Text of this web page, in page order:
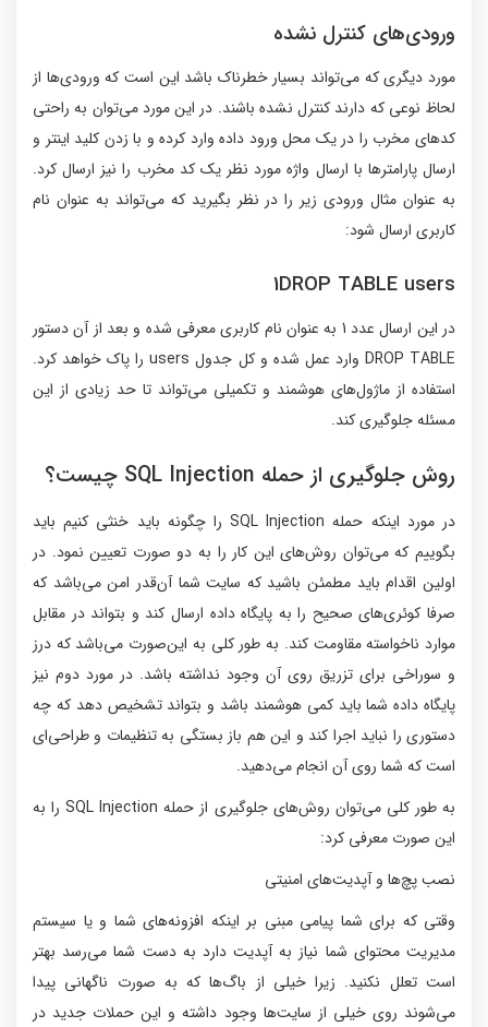
ورودی‌های کنترل نشده
مورد دیگری که می‌تواند بسیار خطرناک باشد این است که ورودی‌ها از
لحاظ نوعی که دارند کنترل نشده باشند. در این مورد می‌توان به راحتی
کدهای مخرب را در یک محل ورود داده وارد کرده و با زدن کلید اینتر و
ارسال پارامترها با ارسال واژه مورد نظر یک کد مخرب را نیز ارسال کرد.
به عنوان مثال ورودی زیر را در نظر بگیرید که می‌تواند به عنوان نام
کاربری ارسال شود:
1DROP TABLE users
در این ارسال عدد 1 به عنوان نام کاربری معرفی شده و بعد از آن دستور
DROP TABLE وارد عمل شده و کل جدول users را پاک خواهد کرد.
استفاده از ماژول‌های هوشمند و تکمیلی می‌تواند تا حد زیادی از این
مسئله جلوگیری کند.
روش جلوگیری از حمله‌ SQL Injection چیست؟
در مورد اینکه حمله SQL Injection را چگونه باید خنثی کنیم باید
بگوییم که می‌توان روش‌های این کار را به دو صورت تعیین نمود. در
اولین اقدام باید مطمئن باشید که سایت شما آن‌قدر امن می‌باشد که
صرفا کوئری‌های صحیح را به پایگاه داده ارسال کند و بتواند در مقابل
موارد ناخواسته مقاومت کند. به طور کلی به این‌صورت ‌می‌باشد که درز
و سوراخی برای تزریق روی آن وجود نداشته باشد. در مورد دوم نیز
پایگاه داده شما باید کمی هوشمند باشد و بتواند تشخیص دهد که چه
دستوری را نباید اجرا کند و این هم باز بستگی به تنظیمات و طراحی‌ای
است که شما روی آن انجام می‌دهید.
به طور کلی می‌توان روش‌های جلوگیری از حمله SQL Injection را به
این صورت معرفی کرد:
نصب پچ‌ها و آپدیت‌های امنیتی
وقتی که برای شما پیامی مبنی بر اینکه افزونه‌های شما و یا سیستم
مدیریت محتوای شما نیاز به آپدیت دارد به دست شما می‌رسد بهتر
است تعلل نکنید. زیرا خیلی از باگ‌ها که به صورت ناگهانی پیدا
می‌شوند روی خیلی از سایت‌ها وجود داشته و این حملات جدید در